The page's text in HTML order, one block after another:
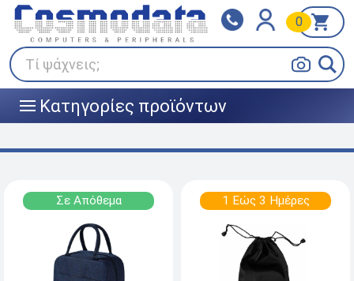
Τί ψάχνεις;
0
||| Κατηγορίες προϊόντων
Klarna
Πληρώστε σε 3
άτοκες δόσεις
BOX NOW
Σε Απόθεμα 1 Εώς 3 Ημέρες